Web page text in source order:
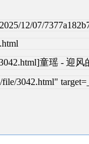
12/07/
童瑶 - 迎
file/3042.html"